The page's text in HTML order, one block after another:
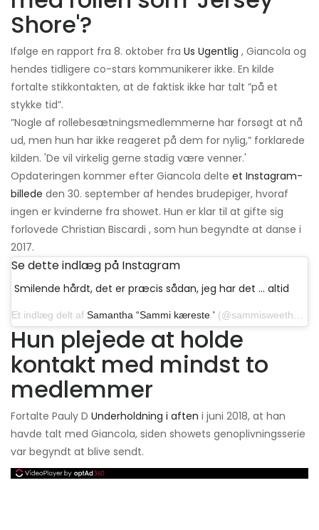
Shore'?
Ifølge en rapport fra 8. oktober fra Us Ugentlig , Giancola og
hendes tidligere co-stars kommunikerer ikke. En kilde
fortalte stikkontakten, at de faktisk ikke har talt ”på et
stykke tid”.
”Nogle af rollebesætningsmedlemmerne har forsøgt at nå
ud, men hun har ikke reageret på dem for nylig,” forklarede
kilden. 'De vil virkelig gerne stadig være venner.'
Opdateringen kommer efter Giancola delte et Instagram-
billede den 30. september af hendes brudepiger, hvoraf
ingen er kvinderne fra showet. Hun er klar til at gifte sig
forlovede Christian Biscardi , som hun begyndte at danse i
2017.
Se dette indlæg på Instagram
Smilende hårdt, det er præcis sådan, jeg har det ... altid
Et indlæg delt af Samantha “Sammi kæreste ' (@sammisweetheart) den 7. oktober 2019 kl. 08:19 PDT
Hun plejede at holde
kontakt med mindst to
medlemmer
Fortalte Pauly D Underholdning i aften i juni 2018, at han
havde talt med Giancola, siden showets genoplivningsserie
var begyndt at blive sendt.